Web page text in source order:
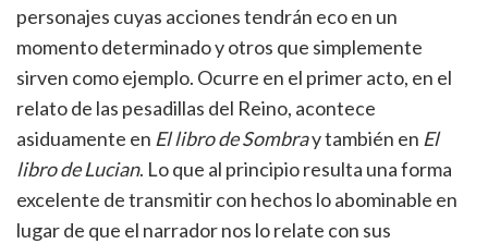
personajes cuyas acciones tendrán eco en un
momento determinado y otros que simplemente
sirven como ejemplo. Ocurre en el primer acto, en el
relato de las pesadillas del Reino, acontece
asiduamente en El libro de Sombray también en El
libro de Lucian. Lo que al principio resulta una forma
excelente de transmitir con hechos lo abominable en
lugar de que el narrador nos lo relate con sus